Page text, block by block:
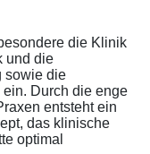
die Klinik
und die
sowie die
Durch die enge
entsteht ein
das klinische
optimal